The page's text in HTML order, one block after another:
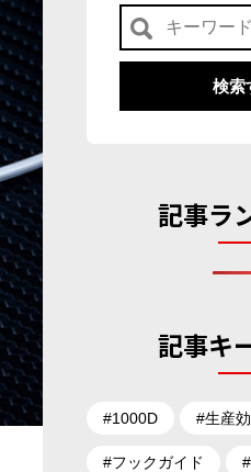
記事ラ
記事キ
#1000D #生産
#フックガイド